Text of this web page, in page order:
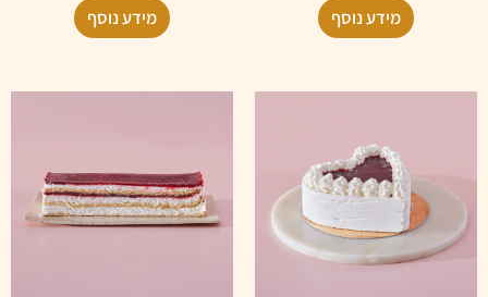
מידע נוסף מידע נוסף